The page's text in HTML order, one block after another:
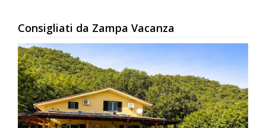
Consigliati da Zampa Vacanza